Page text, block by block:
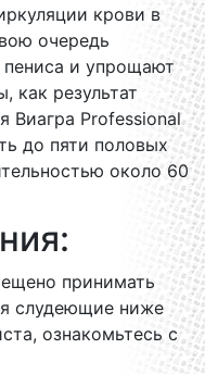
крови в
очередь
и упрощают
как результат
Виагра Professional
до пяти половых
около 60
принимать
слудеющие ниже
ознакомьтесь с